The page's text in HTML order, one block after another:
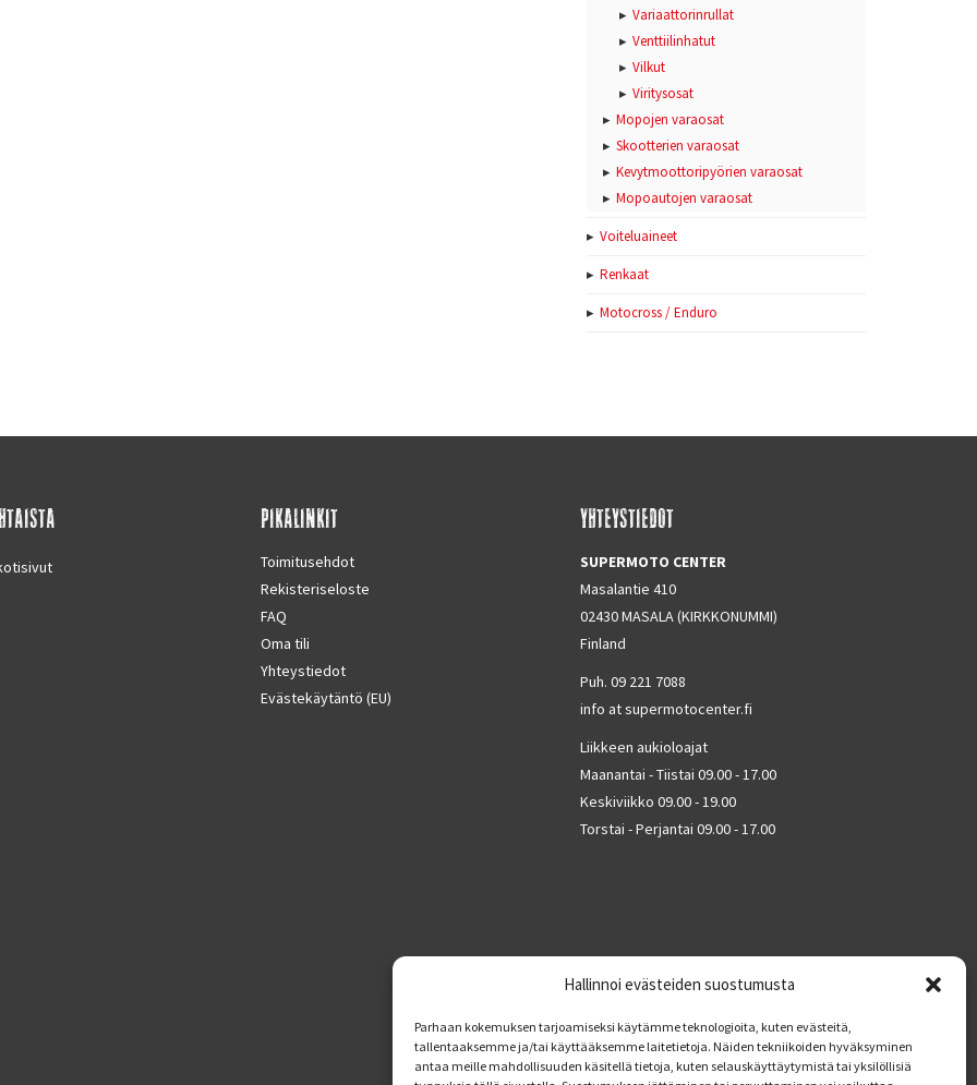
Hallinnoi evästeiden suostumusta
Parhaan kokemuksen tarjoamiseksi käytämme teknologioita, kuten evästeitä,
tallentaaksemme ja/tai käyttääksemme laitetietoja. Näiden tekniikoiden hyväksyminen
antaa meille mahdollisuuden käsitellä tietoja, kuten selauskäyttäytymistä tai yksilöllisiä
Variaattorinrullat
Venttiilinhatut
Vilkut
Viritysosat
Mopojen varaosat
Skootterien varaosat
Kevytmoottoripyörien varaosat
Mopoautojen varaosat
Voiteluaineet
Renkaat
Motocross / Enduro
PIKALINKIT
Toimitusehdot
Rekisteriseloste
FAQ
Oma tili
Yhteystiedot
Evästekäytäntö (EU)
YHTEYSTIEDOT
SUPERMOTO CENTER
Masalantie 410
02430 MASALA (KIRKKONUMMI)
Finland
Puh. 09 221 7088
info at supermotocenter.fi
Liikkeen aukioloajat
Maanantai - Tiistai 09.00 - 17.00
Keskiviikko 09.00 - 19.00
Torstai - Perjantai 09.00 - 17.00